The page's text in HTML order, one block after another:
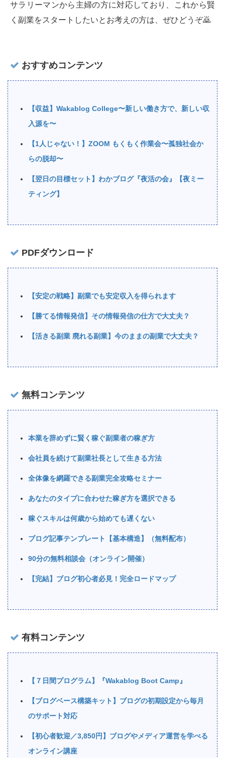
サラリーマンから主婦の方に対応しており、これから賢
く副業をスタートしたいとお考えの方は、ぜひどうぞ🙇‍
おすすめコンテンツ
【収益】Wakablog College〜新しい働き方で、新しい収
入源を〜
【1人じゃない！】ZOOM もくもく作業会〜孤独社会か
らの脱却〜
【翌日の目標セット】わかブログ『夜活の会』【夜ミー
ティング】
PDFダウンロード
【安定の戦略】副業でも安定収入を得られます
【勝てる情報発信】その情報発信の仕方で大丈夫？
【活きる副業 廃れる副業】今のままの副業で大丈夫？
無料コンテンツ
本業を辞めずに賢く稼ぐ副業者の稼ぎ方
会社員を続けて副業社長として生きる方法
全体像を網羅できる副業完全攻略セミナー
あなたのタイプに合わせた稼ぎ方を選択できる
稼ぐスキルは何歳から始めても遅くない
ブログ記事テンプレート【基本構造】（無料配布）
90分の無料相談会（オンライン開催）
【完結】ブログ初心者必見！完全ロードマップ
有料コンテンツ
【７日間プログラム】『Wakablog Boot Camp』
【ブログベース構築キット】ブログの初期設定から毎月
のサポート対応
【初心者歓迎／3,850円】ブログやメディア運営を学べる
オンライン講座